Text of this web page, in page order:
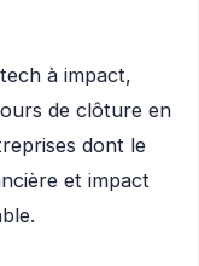
à impact,
de clôture en
dont le
et impact